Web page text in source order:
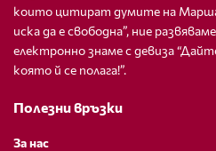
които цитират думите на
иска да е свободна”, ние
електронно знаме с девиза
която й се полага!”.
Полезни връзки
За нас